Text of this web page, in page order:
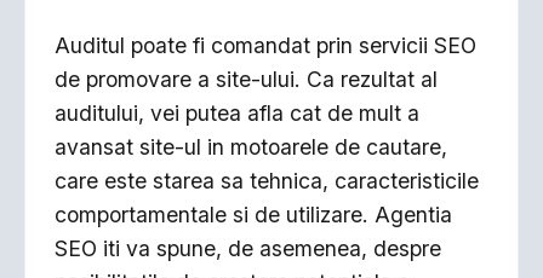
Auditul poate fi comandat prin servicii SEO
de promovare a site-ului. Ca rezultat al
auditului, vei putea afla cat de mult a
avansat site-ul in motoarele de cautare,
care este starea sa tehnica, caracteristicile
comportamentale si de utilizare. Agentia
SEO iti va spune, de asemenea, despre